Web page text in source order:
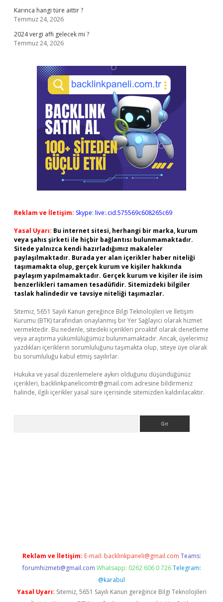
Karınca hangi türe aittir ?
Temmuz 24, 2026
2024 vergi affı gelecek mi ?
Temmuz 24, 2026
Reklam ve İletişim: Skype: live:.cid.575569c608265c69
Yasal Uyarı: Bu internet sitesi, herhangi bir marka, kurum
veya şahıs şirketi ile hiçbir bağlantısı bulunmamaktadır.
Sitede yalnızca kendi hazırladığımız makaleler
paylaşılmaktadır. Burada yer alan içerikler haber niteliği
taşımamakta olup, gerçek kurum ve kişiler hakkında
paylaşım yapılmamaktadır. Gerçek kurum ve kişiler ile isim
benzerlikleri tamamen tesadüfidir. Sitemizdeki bilgiler
taslak halindedir ve tavsiye niteliği taşımazlar.
Sitemiz, 5651 Sayılı Kanun gereğince Bilgi Teknolojileri ve İletişim
Kurumu (BTK) tarafından onaylanmış bir Yer Sağlayıcı olarak hizmet
vermektedir. Bu nedenle, sitedeki içerikleri proaktif olarak denetleme
veya araştırma yükümlülüğümüz bulunmamaktadır. Ancak, üyelerimiz
yazdıkları içeriklerin sorumluluğunu taşımakta olup, siteye üye olarak
bu sorumluluğu kabul etmiş sayılırlar.
Hukuka ve yasal düzenlemelere aykırı olduğunu düşündüğünüz
içerikleri, backlinkpanelicomtr@gmail.com adresine bildirmeniz
halinde, ilgili içerikler yasal süre içerisinde sitemizden kaldırılacaktır.
Reklam ve İletişim: E-mail: backlinkpaneli@gmail.com Teams:
forumhizmeti@gmail.com Whatsapp: 0262 606 0 726 Telegram:
@karabul
Yasal Uyarı: Sitemiz, 5651 Sayılı Kanun gereğince Bilgi Teknolojileri